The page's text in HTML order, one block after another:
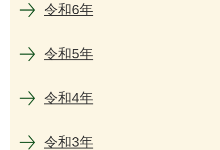
令和6年
令和5年
令和4年
令和3年